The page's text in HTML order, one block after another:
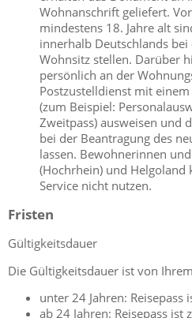
Wohnanschrift geliefert.
mindestens 18. Jahre alt
innerhalb Deutschlands
Wohnsitz stellen. Darüber
persönlich an der
Postzustelldienst mit
(zum Beispiel:
Zweitpass) ausweisen und
bei der Beantragung des
lassen. Bewohnerinnen
(Hochrhein) und
Service nicht nutzen.
Fristen
Gültigkeitsdauer
Die Gültigkeitsdauer ist von
unter 24 Jahren: Reisepass
ab 24 Jahren: Reisepass ist